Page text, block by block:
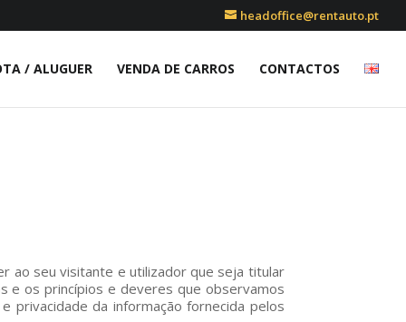
headoffice@rentauto.pt
/ ALUGUER VENDA DE CARROS CONTACTOS
ao seu visitante e utilizador que seja titular
e os princípios e deveres que observamos
privacidade da informação fornecida pelos